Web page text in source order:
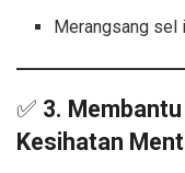
Merangsang sel
✅ 3.
Kesihatan